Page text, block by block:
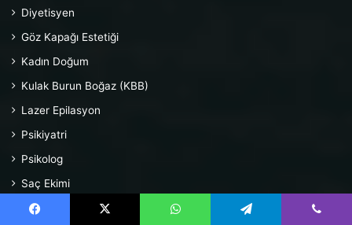
Diyetisyen
Göz Kapağı Estetiği
Kadın Doğum
Kulak Burun Boğaz (KBB)
Lazer Epilasyon
Psikiyatri
Psikolog
Saç Ekimi
Üroloji